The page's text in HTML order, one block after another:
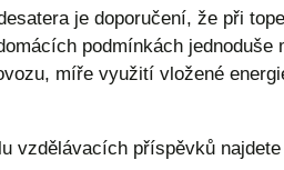
je doporučení, že při
podmínkách
míře využití vložené
vzdělávacích příspěvků